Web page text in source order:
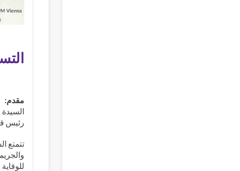
مقدم:
السيدة
رئيس